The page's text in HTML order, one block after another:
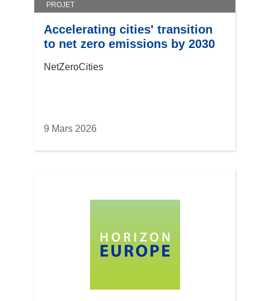
PROJET
Accelerating cities' transition
to net zero emissions by 2030
NetZeroCities
9 Mars 2026